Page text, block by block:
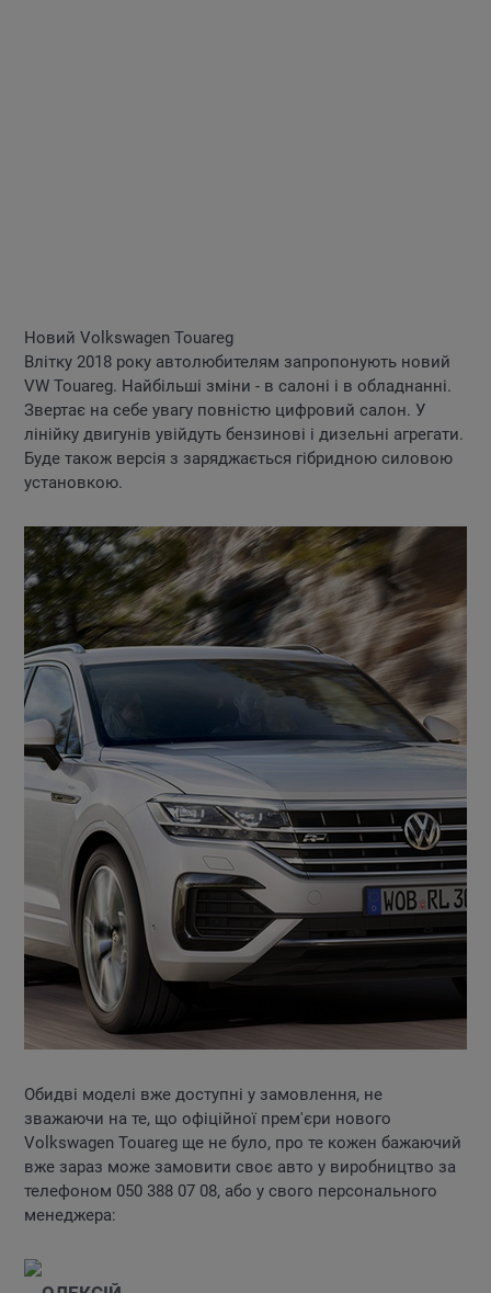
Новий Volkswagen Touareg
Влітку 2018 року автолюбителям запропонують новий
VW Touareg. Найбільші зміни - в салоні і в обладнанні.
Звертає на себе увагу повністю цифровий салон. У
лінійку двигунів увійдуть бензинові і дизельні агрегати.
Буде також версія з заряджається гібридною силовою
установкою.
Обидві моделі вже доступні у замовлення, не
зважаючи на те, що офіційної прем'єри нового
Volkswagen Touareg ще не було, про те кожен бажаючий
вже зараз може замовити своє авто у виробництво за
телефоном 050 388 07 08, або у свого персонального
менеджера: